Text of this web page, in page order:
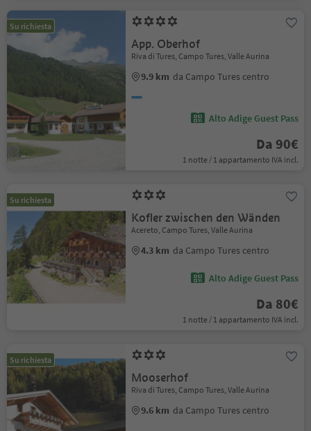
Su richiesta
App. Oberhof
Riva di Tures, Campo Tures, Valle Aurina
9.9 km da Campo Tures centro
Alto Adige Guest Pass
Da 90€
1 notte / 1 appartamento IVA incl.
Su richiesta
Kofler zwischen den Wänden
Acereto, Campo Tures, Valle Aurina
4.3 km da Campo Tures centro
Alto Adige Guest Pass
Da 80€
1 notte / 1 appartamento IVA incl.
Su richiesta
Mooserhof
Riva di Tures, Campo Tures, Valle Aurina
9.6 km da Campo Tures centro